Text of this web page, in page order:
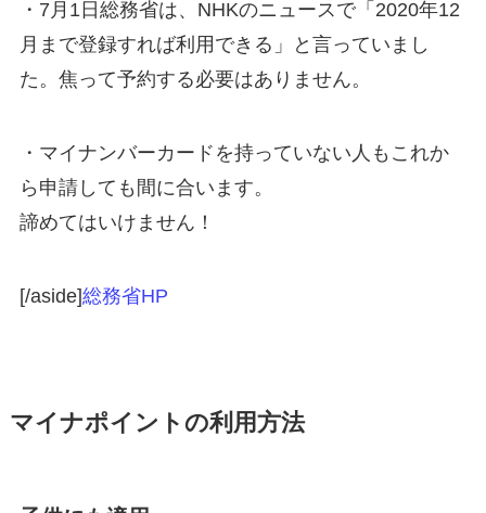
・7月1日総務省は、NHKのニュースで「2020年12
月まで登録すれば利用できる」と言っていまし
た。焦って予約する必要はありません。
・マイナンバーカードを持っていない人もこれか
ら申請しても間に合います。
諦めてはいけません！
[/aside]総務省HP
マイナポイントの利用方法